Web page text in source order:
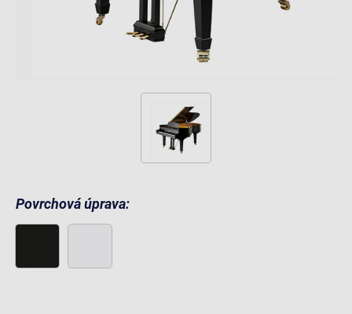
Povrchová úprava: